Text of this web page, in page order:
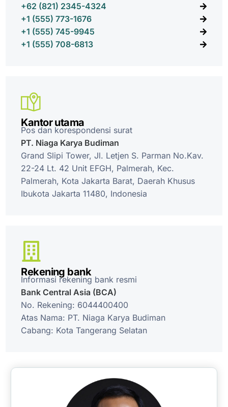
+62 (821) 2345-4324
+‎1 (555) 773-1676
+‎1 (555) 745-9945
+‎1 (555) 708-6813
Kantor utama
Pos dan korespondensi surat
PT. Niaga Karya Budiman
Grand Slipi Tower, Jl. Letjen S. Parman No.Kav.
22-24 Lt. 42 Unit EFGH, Palmerah, Kec.
Palmerah, Kota Jakarta Barat, Daerah Khusus
Ibukota Jakarta 11480, Indonesia
Rekening bank
Informasi rekening bank resmi
Bank Central Asia (BCA)
No. Rekening: 6044400400
Atas Nama: PT. Niaga Karya Budiman
Cabang: Kota Tangerang Selatan